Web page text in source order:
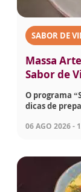
SABOR DE
Massa
Sabor de
O programa
dicas de
06 AGO 2026 -